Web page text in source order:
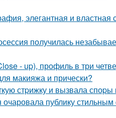
элегантная и властная
получилась
- up), профиль в три
макияжа и прически?
стpижку и вызвала споpы
публику